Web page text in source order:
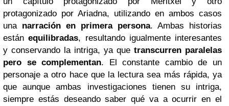
protagonizado por Ariadna, utilizando en ambos casos
una narración en primera persona. Ambas historias
estánequilibradas, resultando igualmente interesantes
y conservando la intriga, ya que transcurren paralelas
pero se complementan. El constante cambio de un
personaje a otro hace que la lectura sea más rápida, ya
que aunque ambas investigaciones tienen su intriga,
siempre estás deseando saber qué va a ocurrir en el